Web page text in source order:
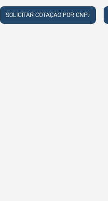
SOLICITAR COTAÇÃO POR CNPJ